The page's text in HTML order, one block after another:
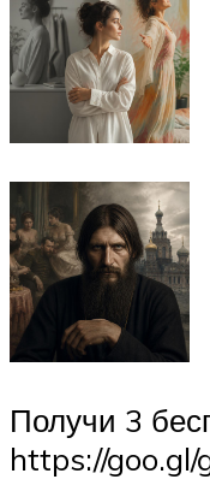
Получи 3
https://goo.gl/